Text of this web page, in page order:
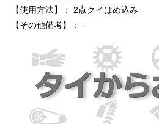
【使用方法】： 2点クイはめ込み
【その他備考】： -